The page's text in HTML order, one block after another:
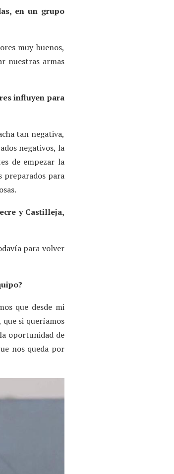
en un grupo
muy buenos,
nuestras armas
influyen para
tan negativa,
negativos, la
de empezar la
preparados para
y Castilleja,
para volver
que desde mi
si queríamos
oportunidad de
nos queda por